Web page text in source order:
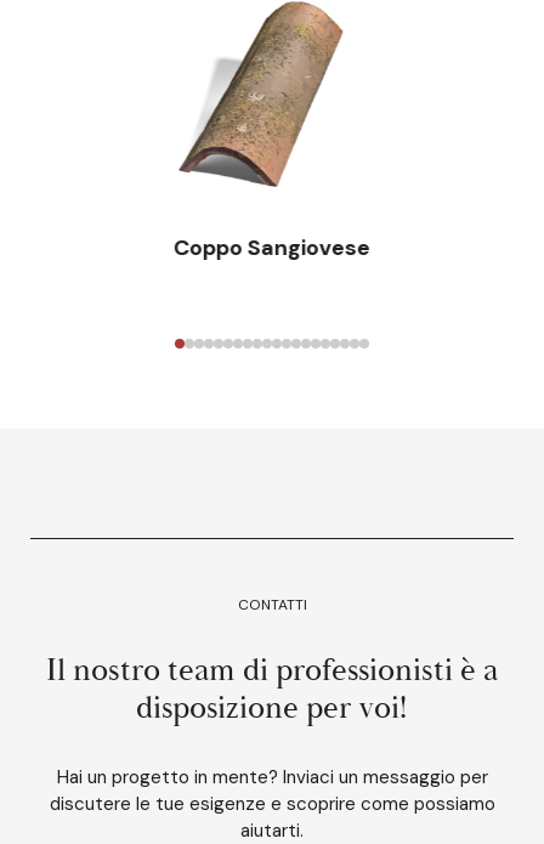
Coppo Sangiovese
CONTATTI
Il nostro team di professionisti è a
disposizione per voi!
Hai un progetto in mente? Inviaci un messaggio per
discutere le tue esigenze e scoprire come possiamo
aiutarti.